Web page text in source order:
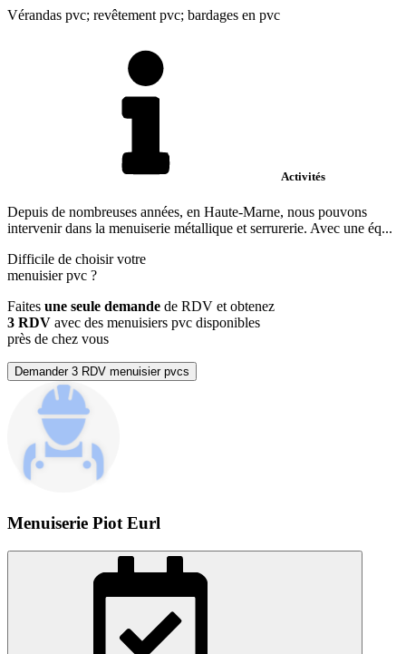
Vérandas pvc; revêtement pvc; bardages en pvc
Activités
Depuis de nombreuses années, en Haute-Marne, nous pouvons
intervenir dans la menuiserie métallique et serrurerie. Avec une éq...
Difficile de choisir votre
menuisier pvc ?
Faites une seule demande de RDV et obtenez
3 RDV avec des menuisiers pvc disponibles
près de chez vous
Demander 3 RDV menuisier pvcs
Menuiserie Piot Eurl